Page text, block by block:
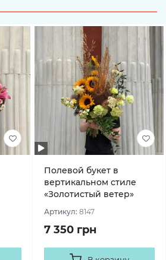
Полевой букет в
вертикальном стиле
«Золотистый ветер»
Артикул: 8147
7 350 грн